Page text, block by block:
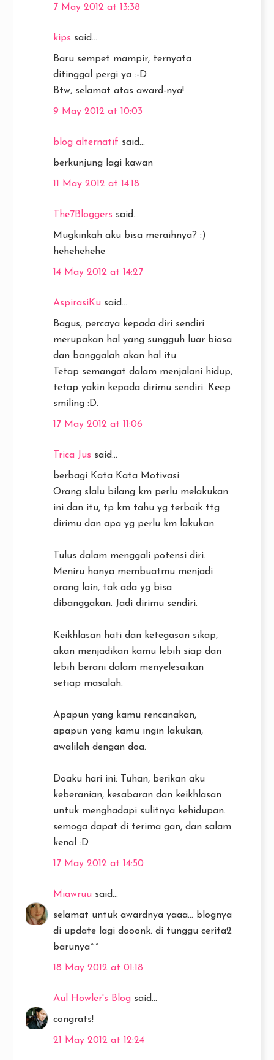
7 May 2012 at 13:38
kips said...
Baru sempet mampir, ternyata
ditinggal pergi ya :-D
Btw, selamat atas award-nya!
9 May 2012 at 10:03
blog alternatif said...
berkunjung lagi kawan
11 May 2012 at 14:18
The7Bloggers said...
Mugkinkah aku bisa meraihnya? :)
hehehehehe
14 May 2012 at 14:27
AspirasiKu said...
Bagus, percaya kepada diri sendiri
merupakan hal yang sungguh luar biasa
dan banggalah akan hal itu.
Tetap semangat dalam menjalani hidup,
tetap yakin kepada dirimu sendiri. Keep
smiling :D.
17 May 2012 at 11:06
Trica Jus said...
berbagi Kata Kata Motivasi
Orang slalu bilang km perlu melakukan
ini dan itu, tp km tahu yg terbaik ttg
dirimu dan apa yg perlu km lakukan.
Tulus dalam menggali potensi diri.
Meniru hanya membuatmu menjadi
orang lain, tak ada yg bisa
dibanggakan. Jadi dirimu sendiri.
Keikhlasan hati dan ketegasan sikap,
akan menjadikan kamu lebih siap dan
lebih berani dalam menyelesaikan
setiap masalah.
Apapun yang kamu rencanakan,
apapun yang kamu ingin lakukan,
awalilah dengan doa.
Doaku hari ini: Tuhan, berikan aku
keberanian, kesabaran dan keikhlasan
untuk menghadapi sulitnya kehidupan.
semoga dapat di terima gan, dan salam
kenal :D
17 May 2012 at 14:50
Miawruu said...
selamat untuk awardnya yaaa... blognya
di update lagi dooonk. di tunggu cerita2
barunya^^
18 May 2012 at 01:18
Aul Howler's Blog said...
congrats!
21 May 2012 at 12:24